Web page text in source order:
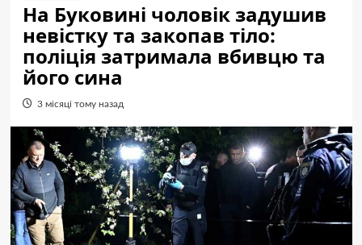
На Буковині чоловік задушив
невістку та закопав тіло:
поліція затримала вбивцю та
його сина
3 місяці тому назад